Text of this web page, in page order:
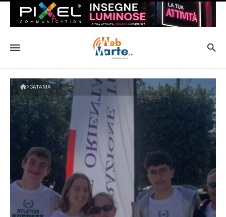
CATANIA